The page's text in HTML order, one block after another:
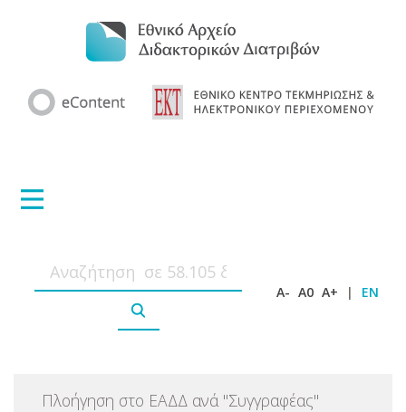
A- A0 A+ | EN
Πλοήγηση στο ΕΑΔΔ ανά "Συγγραφέας"